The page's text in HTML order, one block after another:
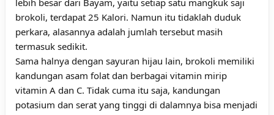
lebih besar dari Bayam, yaitu setiap satu mangkuk saji
brokoli, terdapat 25 Kalori. Namun itu tidaklah duduk
perkara, alasannya adalah jumlah tersebut masih
termasuk sedikit.
Sama halnya dengan sayuran hijau lain, brokoli memiliki
kandungan asam folat dan berbagai vitamin mirip
vitamin A dan C. Tidak cuma itu saja, kandungan
potasium dan serat yang tinggi di dalamnya bisa menjadi